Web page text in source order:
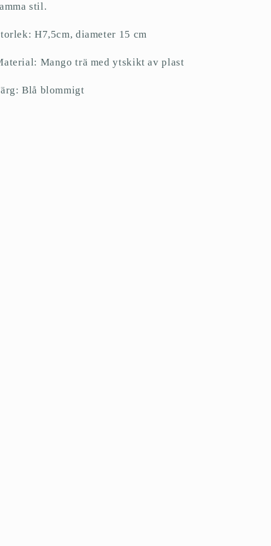
stil.
H7,5cm, diameter 15 cm
Mango trä med ytskikt av plast
Blå blommigt